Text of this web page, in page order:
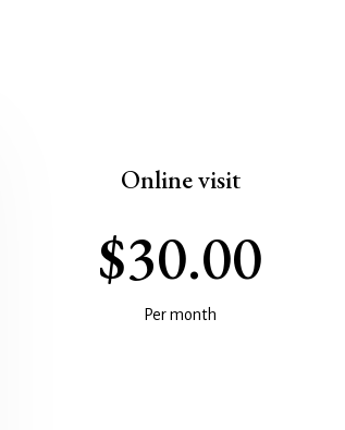
Online visit
$30.00
Per month